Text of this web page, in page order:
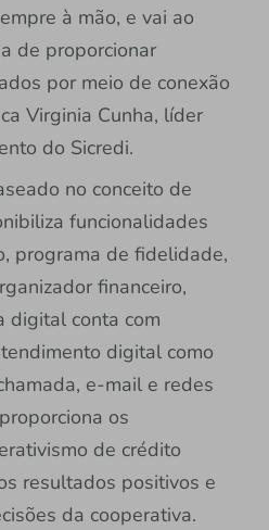
à mão, e vai ao
de proporcionar
por meio de conexão
Virginia Cunha, líder
do Sicredi.
no conceito de
funcionalidades
programa de fidelidade,
financeiro,
digital conta com
digital como
e-mail e redes
os
de crédito
resultados positivos e
da cooperativa.